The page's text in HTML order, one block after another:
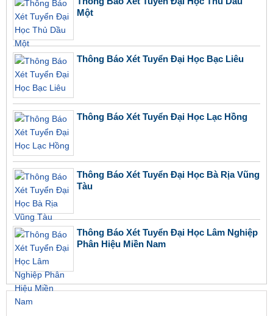
Một
Thông Báo Xét Tuyển Đại Học Bạc Liêu
Thông Báo Xét Tuyển Đại Học Lạc Hồng
Thông Báo Xét Tuyển Đại Học Bà Rịa Vũng
Tàu
Thông Báo Xét Tuyển Đại Học Lâm Nghiệp
Phân Hiệu Miền Nam